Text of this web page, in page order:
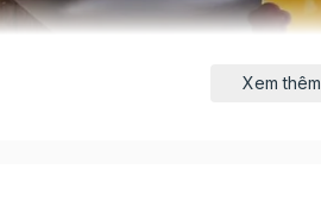
Xem thêm